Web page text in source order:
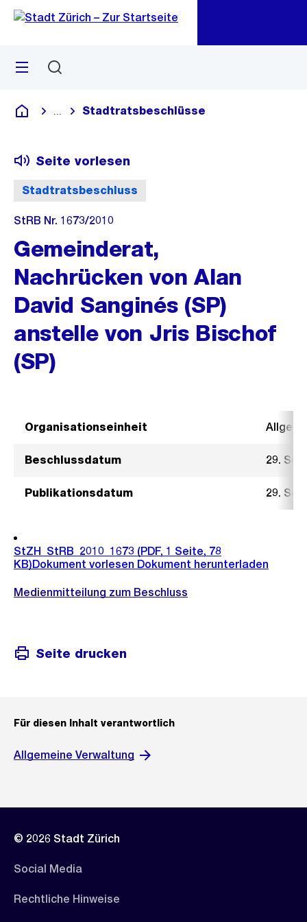
Navigation
Sprunglink
Menü
Deutsch
Blende alle Breadcrumbs ein
Stadtratsbeschlüsse
Stadtratsbeschluss
Seite vorlesen
StRB Nr. 1673/2010
Gemeinderat,
Nachrücken von Alan
David Sanginés (SP)
anstelle von Jris Bischof
(SP)
Organisationseinheit
Beschlussdatum 29.
Publikationsdatum 29.
StZH_StRB_2010_1673 (PDF, 1 Seite, 78
KB)Dokument vorlesen Dokument herunterladen
Medienmitteilung zum Beschluss
Seite drucken
Für diesen Inhalt verantwortlich
Allgemeine Verwaltung
© 2026 Stadt Zürich
Social Media
Rechtliche Hinweise